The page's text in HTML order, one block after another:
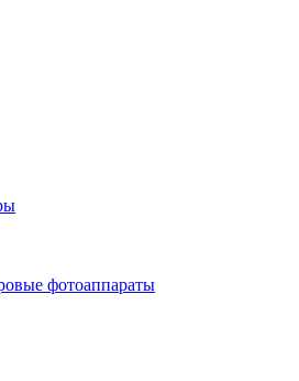
фотоаппараты